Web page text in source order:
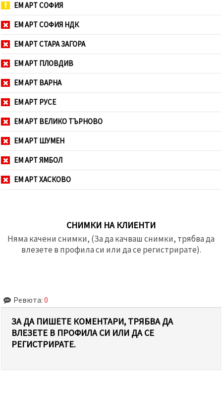
ЕМ АРТ СОФИЯ
ЕМ АРТ СОФИЯ НДК
ЕМ АРТ СТАРА ЗАГОРА
ЕМ АРТ ПЛОВДИВ
ЕМ АРТ ВАРНА
ЕМ АРТ РУСЕ
ЕМ АРТ ВЕЛИКО ТЪРНОВО
ЕМ АРТ ШУМЕН
ЕМ АРТ ЯМБОЛ
ЕМ АРТ ХАСКОВО
СНИМКИ НА КЛИЕНТИ
Няма качени снимки, (За да качваш снимки, трябва да
влезете в профила си или да се регистрирате).
Ревюта: 0
ЗА ДА ПИШЕТЕ КОМЕНТАРИ, ТРЯБВА ДА
ВЛЕЗЕТЕ В ПРОФИЛА СИ ИЛИ ДА СЕ
РЕГИСТРИРАТЕ.